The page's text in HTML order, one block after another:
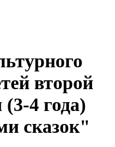
второй
4 года)
сказок"